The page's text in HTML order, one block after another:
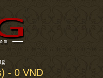
- 0 VND